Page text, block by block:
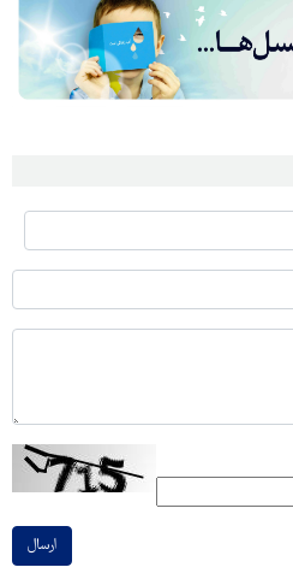
ارسال